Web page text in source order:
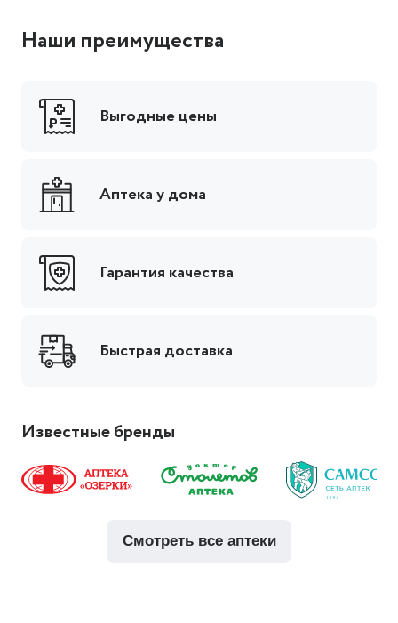
Наши преимущества
Выгодные цены
Аптека у дома
Гарантия качества
Быстрая доставка
Известные бренды
смотреть все аптеки